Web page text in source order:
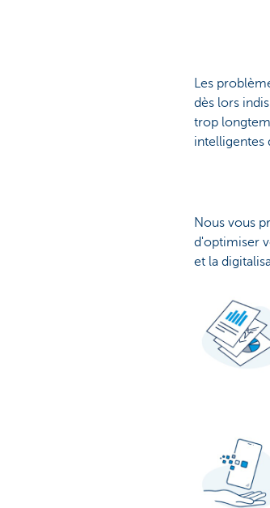
Les
dès lors
trop
intelligentes
Nous vous
d'optimiser
et la